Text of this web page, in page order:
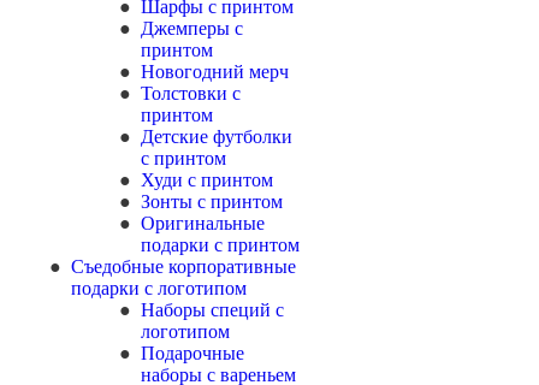
Шарфы с принтом
Джемперы с
принтом
Новогодний мерч
Толстовки с
принтом
Детские футболки
с принтом
Худи с принтом
Зонты с принтом
Оригинальные
подарки с принтом
Съедобные корпоративные
подарки с логотипом
Наборы специй с
логотипом
Подарочные
наборы с вареньем